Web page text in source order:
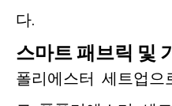
다.
스마트 패브릭 및
폴리에스터 세트업